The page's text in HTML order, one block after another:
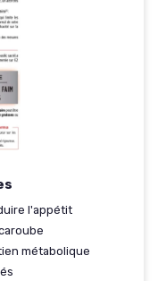
l'appétit
métabolique